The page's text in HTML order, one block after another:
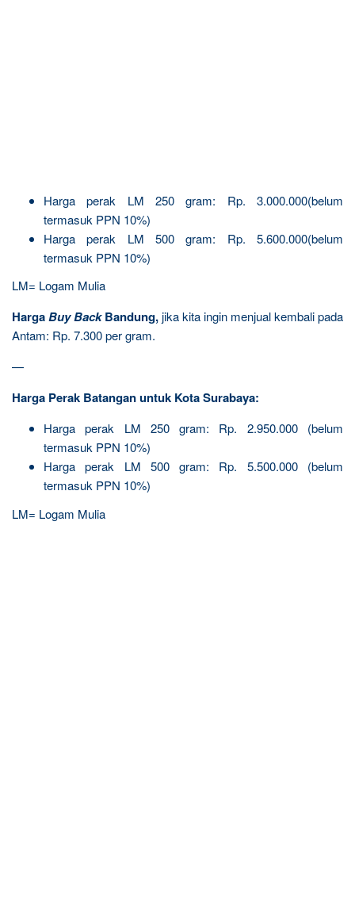
Harga perak LM 250 gram: Rp. 3.000.000(belum
termasuk PPN 10%)
Harga perak LM 500 gram: Rp. 5.600.000(belum
termasuk PPN 10%)
LM= Logam Mulia
HargaBuy BackBandung,jika kita ingin menjual kembali pada
Antam: Rp. 7.300 per gram.
—
Harga Perak Batangan untuk Kota Surabaya:
Harga perak LM 250 gram: Rp. 2.950.000 (belum
termasuk PPN 10%)
Harga perak LM 500 gram: Rp. 5.500.000 (belum
termasuk PPN 10%)
LM= Logam Mulia